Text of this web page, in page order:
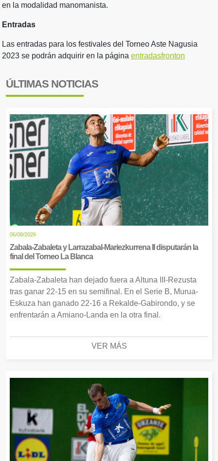
en la modalidad manomanista.
Entradas
Las entradas para los festivales del Torneo Aste Nagusia
2023 se podrán adquirir en la página entradasfronton
ÚLTIMAS NOTICIAS
06/08/2026
Zabala-Zabaleta y Larrazabal-Mariezkurrena II disputarán la
final del Torneo La Blanca
Zabala-Zabaleta han dejado fuera a Altuna III-Rezusta
tras ganar 22-15 en su semifinal. En el Serie B, Murua-
Eskuza han ganado 22-16 a Rekalde-Gabirondo, y se
enfrentarán a Amiano-Landa en la otra final.
VER MÁS